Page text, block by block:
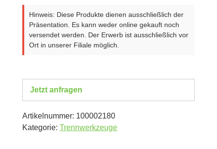
Hinweis: Diese Produkte dienen ausschließlich der
Präsentation. Es kann weder online gekauft noch
versendet werden. Der Erwerb ist ausschließlich vor
Ort in unserer Filiale möglich.
Jetzt anfragen
Artikelnummer: 100002180
Kategorie: Trennwerkzeuge